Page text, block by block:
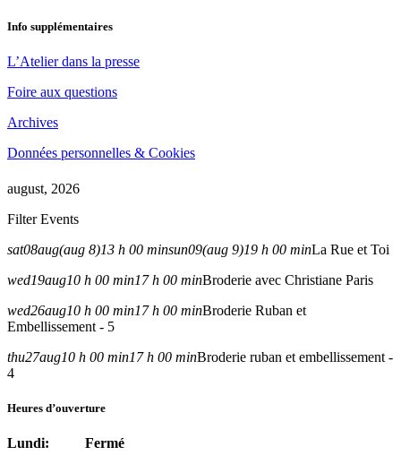
Info supplémentaires
L’Atelier dans la presse
Foire aux questions
Archives
Données personnelles & Cookies
august, 2026
Filter Events
sat08aug(aug 8)13 h 00 minsun09(aug 9)19 h 00 minLa Rue et Toi
wed19aug10 h 00 min17 h 00 minBroderie avec Christiane Paris
wed26aug10 h 00 min17 h 00 minBroderie Ruban et
Embellissement - 5
thu27aug10 h 00 min17 h 00 minBroderie ruban et embellissement -
4
Heures d’ouverture
Lundi: Fermé